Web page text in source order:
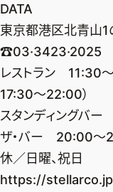
DATA
東京都港区北青山
☎︎03·3423·2025
レストラン 11:30
17:30～22:00）
スタンディングバ
ザ・バー 20:00〜
休／日曜、祝日
https://stellarco.jp